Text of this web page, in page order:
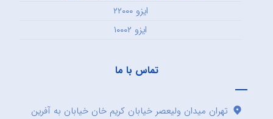
ایزو ۲۲۰۰۰
ایزو ۱۰۰۰۲
تماس با ما
تهران میدان ولیعصر خیابان کریم خان خیابان به آفرین